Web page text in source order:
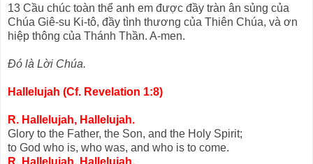
13 Cầu chúc toàn thể anh em được đầy tràn ân sủng của
Chúa Giê-su Ki-tô, đầy tình thương của Thiên Chúa, và ơn
hiệp thông của Thánh Thần. A-men.
Đó là Lời Chúa.
Hallelujah (Cf. Revelation 1:8)
R. Hallelujah, Hallelujah.
Glory to the Father, the Son, and the Holy Spirit;
to God who is, who was, and who is to come.